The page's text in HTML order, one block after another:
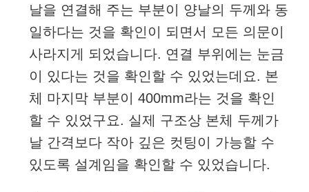
날을 연결해 주는 부분이 양날의 두께와 동
일하다는 것을 확인이 되면서 모든 의문이
사라지게 되었습니다. 연결 부위에는 눈금
이 있다는 것을 확인할 수 있었는데요. 본
체 마지막 부분이 400mm라는 것을 확인
할 수 있었구요. 실제 구조상 본체 두께가
날 간격보다 작아 깊은 컷팅이 가능할 수
있도록 설계임을 확인할 수 있었습니다.